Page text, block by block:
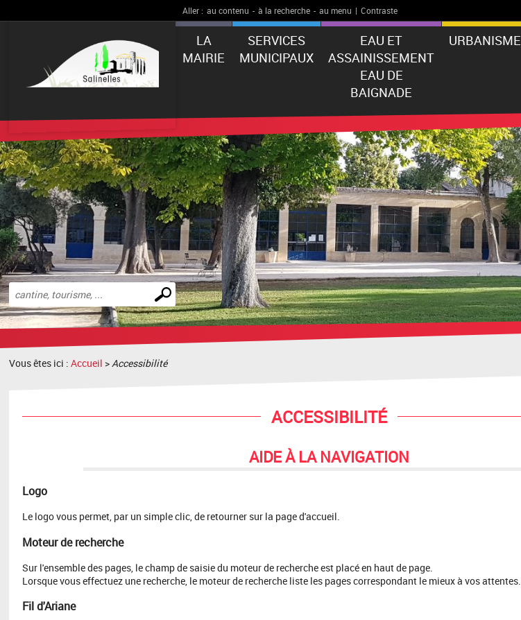
Aller : au contenu - à la recherche - au menu | Contraste
LA
MAIRIE
SERVICES
MUNICIPAUX
EAU ET
ASSAINISSEMENT
EAU DE
BAIGNADE
URBANISME
Effectuer
une
recherche
Vous êtes ici :Accueil >Accessibilité
ACCESSIBILITÉ
AIDE À LA NAVIGATION
Logo
​Le logo vous permet, par un simple clic, de retourner sur la page d'accueil.
Moteur de recherche
Sur l'ensemble des pages, le champ de saisie du moteur de recherche est placé en haut de page.
Lorsque vous effectuez une recherche, le moteur de recherche liste les pages correspondant le mieux à vos attentes.
Fil d'Ariane